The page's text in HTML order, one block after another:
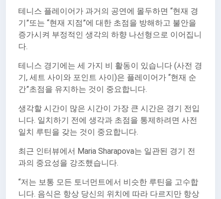
테니스 플레이어가 과거의 공연에 몰두하면 “현재 경
기”또는 “현재 지점”에 대한 초점을 방해하고 불안을
증가시켜 부정적인 생각의 하향 나선형으로 이어집니
다.
테니스 경기에는 세 가지 비 활동이 있습니다 (사전 경
기, 세트 사이와 포인트 사이)은 플레이어가 “현재 순
간”초점을 유지하는 것이 중요합니다.
생각할 시간이 많은 시간이 가장 큰 시간은 경기 전입
니다. 일치하기 전에 생각과 초점을 통제하려면 사전
일치 루틴을 갖는 것이 중요합니다.
최근 인터뷰에서 Maria Sharapova는 일관된 경기 전
과의 중요성을 강조했습니다.
“저는 보통 모든 토너먼트에서 비슷한 루틴을 고수합
니다. 음식은 항상 당신의 위치에 따라 다르지만 항상